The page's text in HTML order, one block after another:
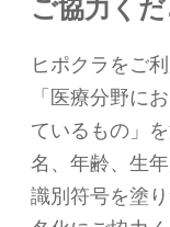
ご協力く
ヒポクラをご
「医療分野に
ているもの」
名、年齢、生
識別符号を塗